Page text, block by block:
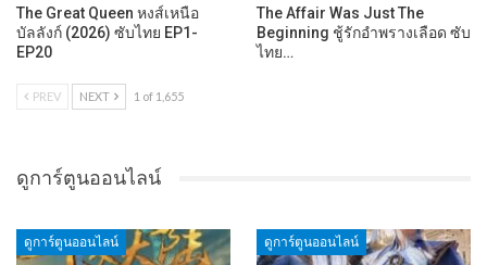
The Great Queen หงส์เหนือ
บัลลังก์ (2026) ซับไทย EP1-
EP20
The Affair Was Just The
Beginning ชู้รักอำพรางเลือด ซับ
ไทย…
PREV NEXT 1 of 1,655
ดูการ์ตูนออนไลน์
ดูการ์ตูนออนไลน์ ดูการ์ตูนออนไลน์